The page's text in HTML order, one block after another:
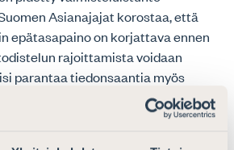
Asianajajat korostaa, että
epätasapaino on korjattava ennen
rajoittamista voidaan
parantaa tiedonsaantia myös
kuten asianomistajille.